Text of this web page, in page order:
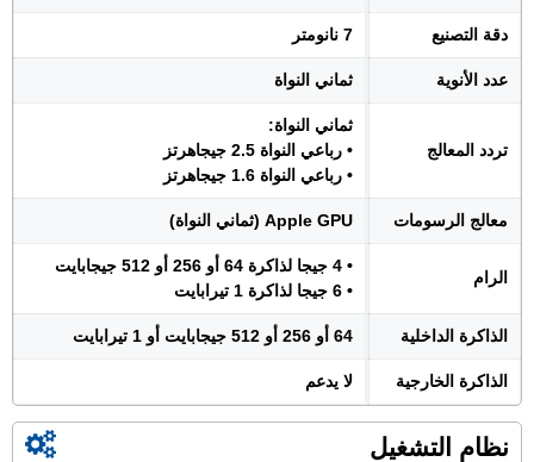
دقة التصنيع 7 نانومتر
عدد الأنوية ثماني النواة
تردد المعالج
ثماني النواة:
• رباعي النواة 2.5 جيجاهرتز
• رباعي النواة 1.6 جيجاهرتز
معالج الرسومات Apple GPU (ثماني النواة)
الرام
• 4 جيجا لذاكرة 64 أو 256 أو 512 جيجابايت
• 6 جيجا لذاكرة 1 تيرابايت
الذاكرة الداخلية 64 أو 256 أو 512 جيجابايت أو 1 تيرابايت
الذاكرة الخارجية لا يدعم
نظام التشغيل